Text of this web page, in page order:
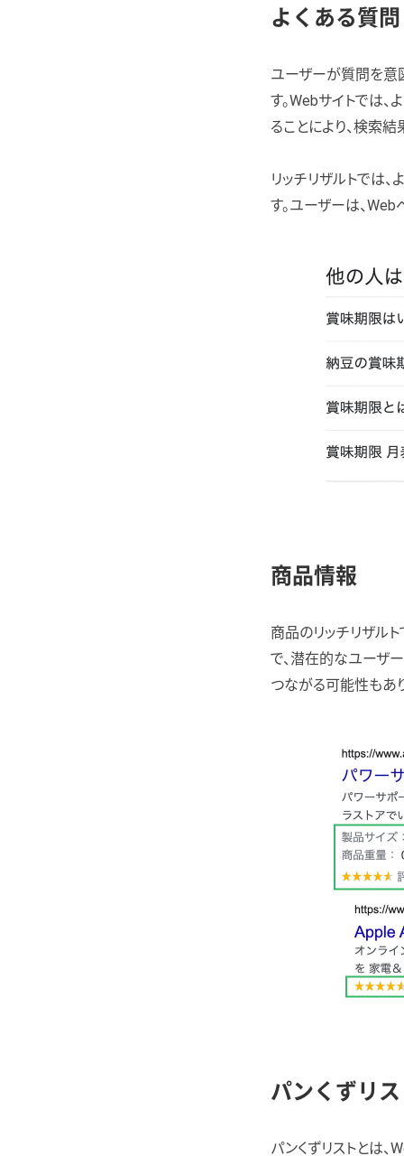
よくある質
ユーザーが質問を意
す。Webサイトでは
ることにより、検索
リッチリザルトでは
す。ユーザーは、
商品情報
商品のリッチリザル
で、潜在的なユーザ
つながる可能性もあ
パンくずリ
パンくずリストとは